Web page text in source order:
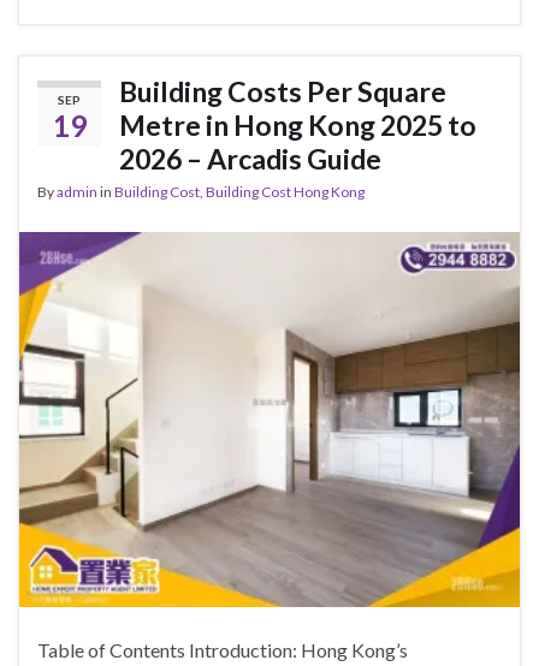
SEP
19
Building Costs Per Square
Metre in Hong Kong 2025 to
2026 – Arcadis Guide
Byadmin in Building Cost, Building Cost Hong Kong
Table of Contents Introduction: Hong Kong’s